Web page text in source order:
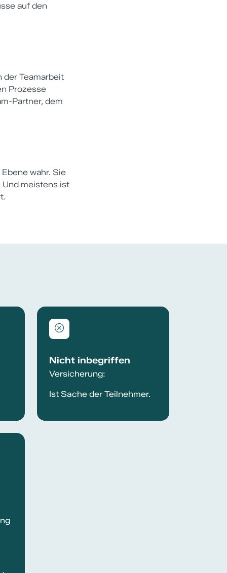
auf den
der Teamarbeit
Prozesse
Partner, dem
wahr. Sie
Und meistens ist
Nicht inbegriffen
Versicherung:
Ist Sache der Teilnehmer.